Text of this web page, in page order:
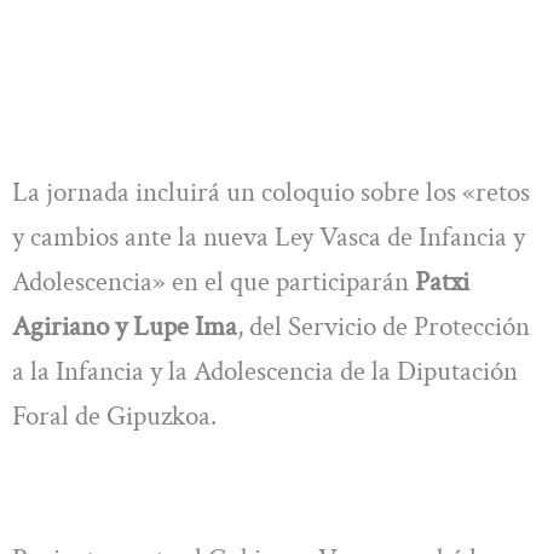
La jornada incluirá un coloquio sobre los «retos
y cambios ante la nueva Ley Vasca de Infancia y
Adolescencia» en el que participarán Patxi
Agiriano y Lupe Ima, del Servicio de Protección
a la Infancia y la Adolescencia de la Diputación
Foral de Gipuzkoa.